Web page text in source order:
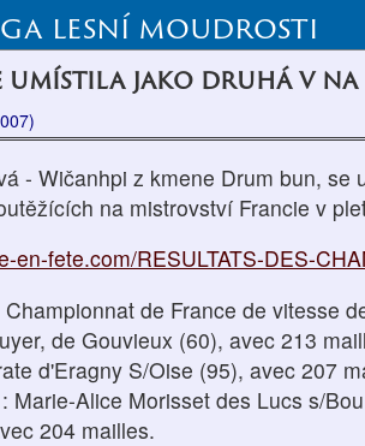
lesní moudrosti
umístila jako druhá v
- Wičanhpi z kmene Drum bun, se
na mistrovství Francie v
en-fete.com/RESULTATS-DES-
de France de vitesse
de Gouvieux (60), avec 213
d'Eragny S/Oise (95), avec 207
Marie-Alice Morisset des Lucs s/
204 mailles.